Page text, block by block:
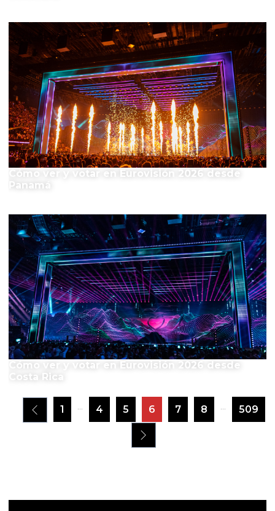
Cómo ver y votar en Eurovisión 2026 desde
Panamá
Cómo ver y votar en Eurovisión 2026 desde
Costa Rica
1 ... 4 5 6 7 8 ... 509